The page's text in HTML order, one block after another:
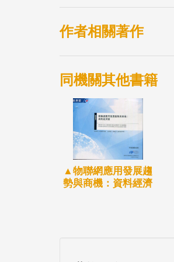
作者相關著作
同機關其他書籍
▲物聯網應用發展趨
勢與商機：資料經濟